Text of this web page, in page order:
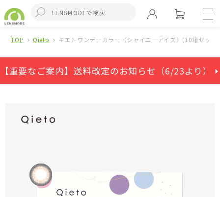
TOP Qieto キエトワンデーカラー（シャイニーアイズ）(10箱セット)
【重要なご案内】送料改定のお知らせ（6/23より） ⏵